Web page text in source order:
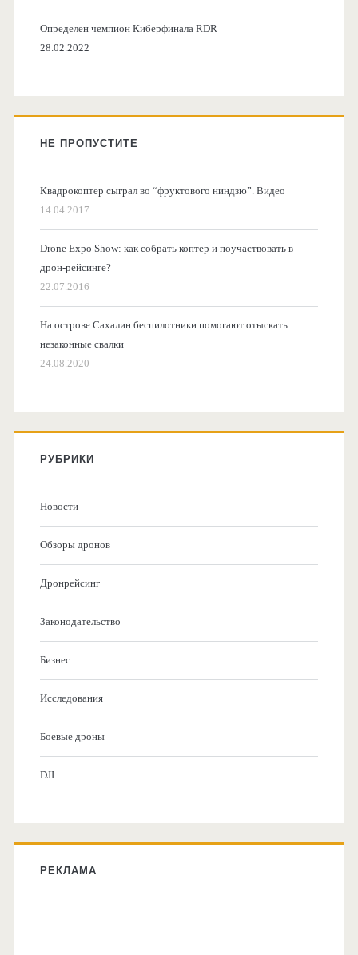
Определен чемпион Киберфинала RDR
28.02.2022
НЕ ПРОПУСТИТЕ
Квадрокоптер сыграл во “фруктового ниндзю”. Видео
14.04.2017
Drone Expo Show: как собрать коптер и поучаствовать в
дрон-рейсинге?
22.07.2016
На острове Сахалин беспилотники помогают отыскать
незаконные свалки
24.08.2020
РУБРИКИ
Новости
Обзоры дронов
Дронрейсинг
Законодательство
Бизнес
Исследования
Боевые дроны
DJI
РЕКЛАМА